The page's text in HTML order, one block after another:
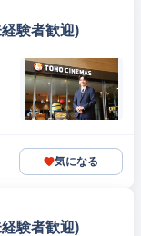
験者歓迎)
気になる
験者歓迎)